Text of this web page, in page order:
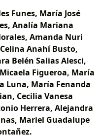
Funes, María José
Analía Mariana
Amanda Nuri
Anahí Busto,
Belén Salias Alesci,
Figueroa, María
Luna, María Fenanda
Cecilia Vanesa
Herrera, Alejandra
Mariel Guadalupe